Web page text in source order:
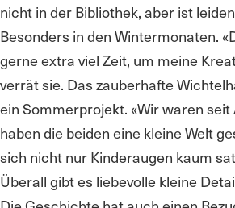
nicht in der Bibliothek, aber ist
Besonders in den Wintermonaten.
gerne extra viel Zeit, um meine
verrät sie. Das zauberhafte
ein Sommerprojekt. «Wir waren seit
haben die beiden eine kleine Welt
sich nicht nur Kinderaugen kaum
Überall gibt es liebevolle kleine